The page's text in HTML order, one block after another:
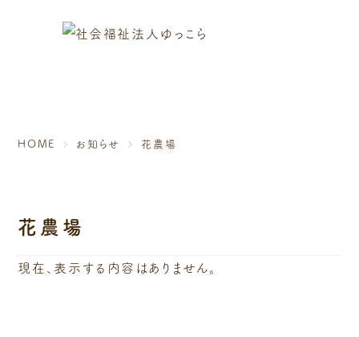
お知らせ
HOME お知らせ 花農場
花農場
現在、表示する内容はありません。